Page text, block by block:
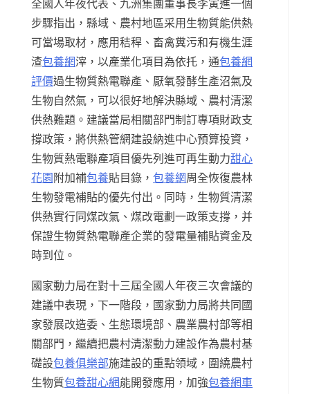
全國人年夜代表、九洲集團董事長李寅進一個
步驟指出，縣域、農村地區采用生物質能供熱
可當場取材，應用秸稈、畜禽糞污和有機生涯
渣包養網滓，以產業化項目為依托，通包養網
評價過生物質熱電聯產、厭氧發酵生產沼氣及
生物自然氣，可以很好地解決縣域、農村清潔
供熱難題。建議當局相關部門制訂專項財政支
撐政策，將供熱管網建設納進中心預算投資，
生物質熱電聯產項目優先列進可再生動力甜心
花園 附加補包養貼目錄， 包養網周全恢復農林
生物發電補貼的優先付出。同時，生物質清潔
供熱實行同煤改氣、煤改電劃一政策支撐，并
保證生物質熱電聯產企業的發電量補貼資金及
時到位。
國家動力局在對十三屆全國人年夜三次會議的
建議中表現，下一階段，國家動力局將共同國
家發展改造委、生態環境部、農業農村部等相
關部門，繼續把農村清潔動力建設作為農村基
礎設包養俱樂部施建設的重點領域，圍繞農村
生物質包養甜心網能開發應用，加強包養網車